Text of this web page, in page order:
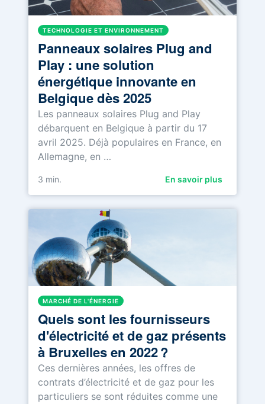
TECHNOLOGIE ET ENVIRONNEMENT
Panneaux solaires Plug and
Play : une solution
énergétique innovante en
Belgique dès 2025
Les panneaux solaires Plug and Play
débarquent en Belgique à partir du 17
avril 2025. Déjà populaires en France, en
Allemagne, en …
3 min. En savoir plus
MARCHÉ DE L'ÉNERGIE
Quels sont les fournisseurs
d'électricité et de gaz présents
à Bruxelles en 2022 ?
Ces dernières années, les offres de
contrats d’électricité et de gaz pour les
particuliers se sont réduites comme une